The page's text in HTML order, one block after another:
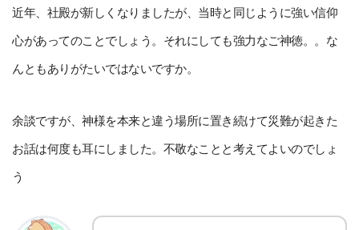
近年、社殿が新しくなりましたが、当時と同じように強い信仰
心があってのことでしょう。それにしても強力なご神徳。。な
んともありがたいではないですか。
余談ですが、神様を本来と違う場所に置き続けて災難が起きた
お話は何度も耳にしました。不敬なことと考えてよいのでしょ
う